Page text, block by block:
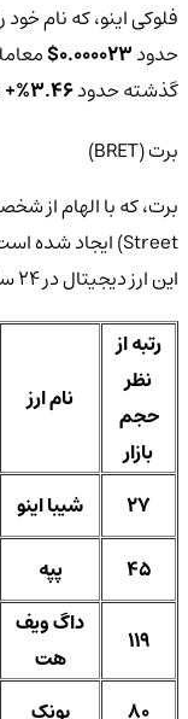
فلوکی اینو، که نام
حدود0.000023$
گذشته حدود3.46%+
برت (BRET)
Street) ایجاد شده است، با قیمتی حدود
این ارز دیجیتال در 24 ساعت گذشته
نام ارز
رتبه از
نظر
حجم
بازار
شیبا اینو
27
پپه 45
داگ ویف
هت
119